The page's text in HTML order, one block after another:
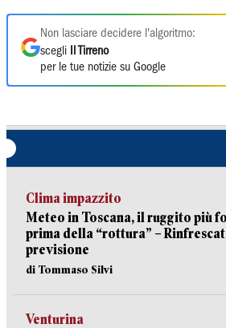
Non lasciare decidere l'algoritmo:
scegli
Il Tirreno
per le tue notizie su Google
Clima impazzito
Meteo in Toscana, il ruggito più
prima della “rottura” –
previsione
di Tommaso Silvi
Venturina